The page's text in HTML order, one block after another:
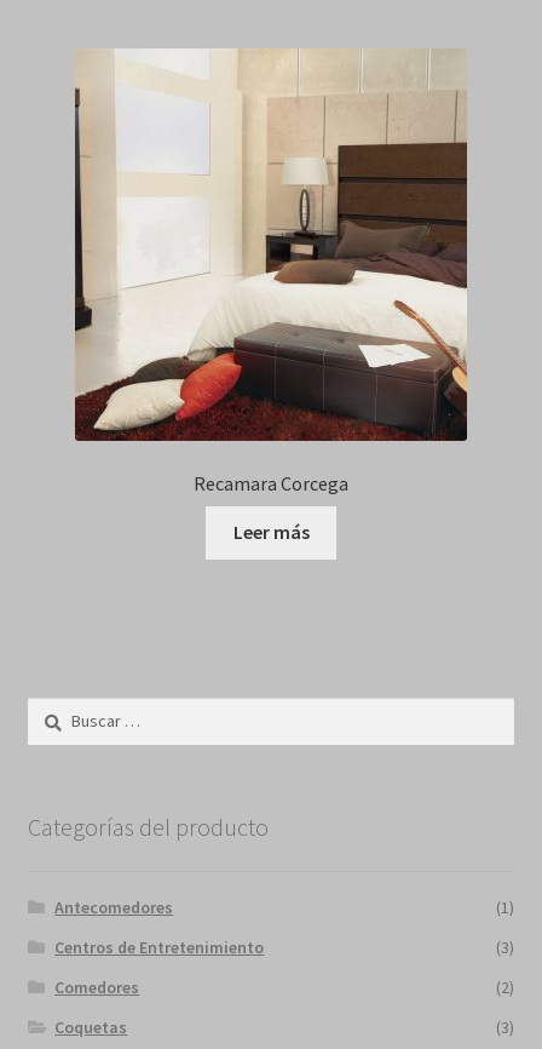
Recamara Corcega
Leer más
Buscar:
Categorías del producto
Antecomedores
(1)
Centros de Entretenimiento
(3)
Comedores
(2)
Coquetas
(3)